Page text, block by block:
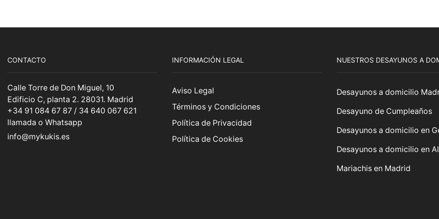
CONTACTO
Calle Torre de Don Miguel, 10
Edificio C, planta 2. 28031. Madrid
+34 91 084 67 87 / 34 640 067 621
llamada o Whatsapp
info@mykukis.es
INFORMACIÓN LEGAL
Aviso Legal
Términos y Condiciones
Política de Privacidad
Política de Cookies
NUESTROS DESAYUNOS A
Desayunos a domicilio
Desayuno de Cumpleaños
Desayunos a domicilio en
Desayunos a domicilio en
Mariachis en Madrid